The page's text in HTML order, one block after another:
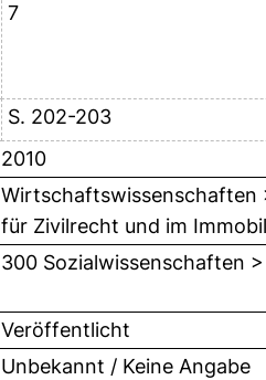
7
S. 202-203
2010
Wirtschaftswissenschaften
für Zivilrecht und im
300 Sozialwissenschaften
Veröffentlicht
Unbekannt / Keine Angabe